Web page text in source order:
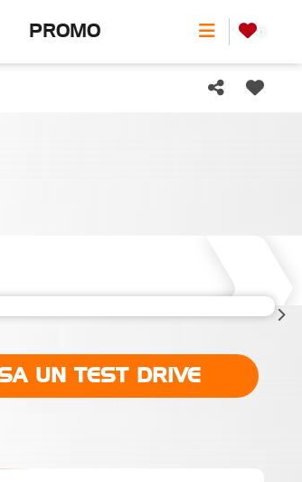
PROMO
UN TEST DRIVE